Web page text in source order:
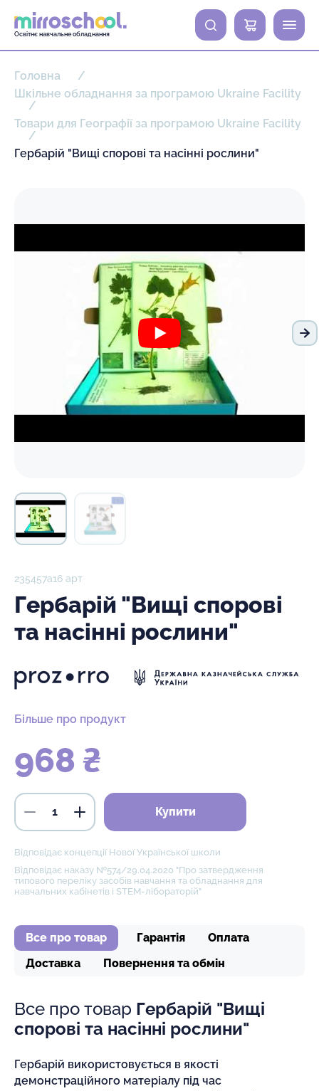
Освітнє навчальне обладнання
0
Головна
Шкільне обладнання за програмою Ukraine Facility
Товари для Географії за програмою Ukraine Facility
Гербарій "Вищі спорові та насінні рослини"
235457а16 арт
Гербарій "Вищі спорові
та насінні рослини"
Більше про продукт
968 ₴
Купити
Відповідає концепції Нової Української школи
Відповідає наказу №574/29.04.2020 "Про затвердження
типового переліку засобів навчання та обладнання для
навчальних кабінетів і STEM-лібораторій"
Все про товар Гарантія
Оплата
Доставка
Повернення та обмін
Все про товар Гербарій "Вищі
спорові та насінні рослини"
Гербарій використовується в якості
демонстраційного матеріалу під час